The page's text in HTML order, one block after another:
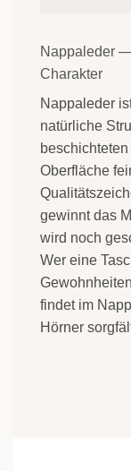
Nappaleder
Charakter
Nappaleder
natürliche
Oberfläche
gewinnt das
wird noch
Wer eine
findet im
Hörner